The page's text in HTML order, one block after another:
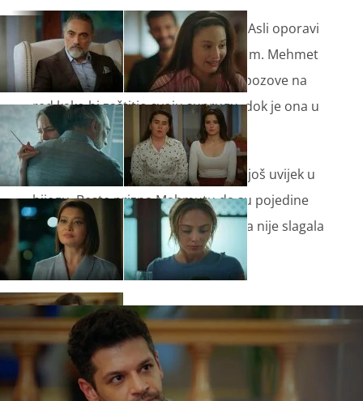
U Zijinoj kući napeto iščekuju da se Asli oporavi
od traume koju je doživjela s Barišom. Mehmet
koji je ljut na sve sada cijelu obitelj pozove na
red kako bi zaštitio svoju suprugu, dok je ona u
izuzetno krhkom stanju.
I dok joj Mehmet vida rane, Bariš je još uvijek u
bijegu. Beste prizna Mahmutu da su pojedine
njegove metode s kojima se do sada nije slagala
ponekad jedine koje daju rezultate.